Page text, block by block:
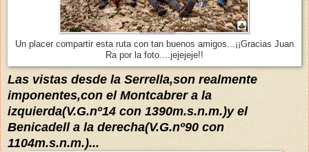
Un placer compartir esta ruta con tan buenos amigos...¡¡Gracias Juan
Ra por la foto....jejejeje!!
Las vistas desde la Serrella,son realmente
imponentes,con el Montcabrer a la
izquierda(V.G.nº14 con 1390m.s.n.m.)y el
Benicadell a la derecha(V.G.nº90 con
1104m.s.n.m.)...